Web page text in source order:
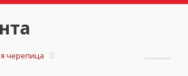
черепица